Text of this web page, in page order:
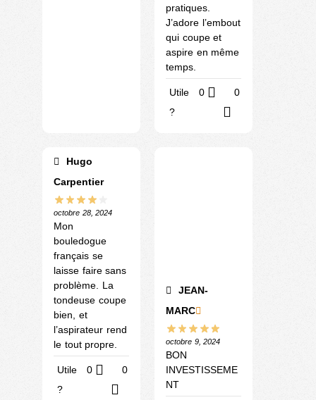
pratiques.
J’adore l’embout
qui coupe et
aspire en même
temps.
Utile
?
0 0
Hugo
Carpentier
octobre 28, 2024
Mon
bouledogue
français se
laisse faire sans
problème. La
tondeuse coupe
bien, et
l’aspirateur rend
le tout propre.
Utile
?
0 0
JEAN-
MARC
octobre 9, 2024
BON
INVESTISSEME
NT